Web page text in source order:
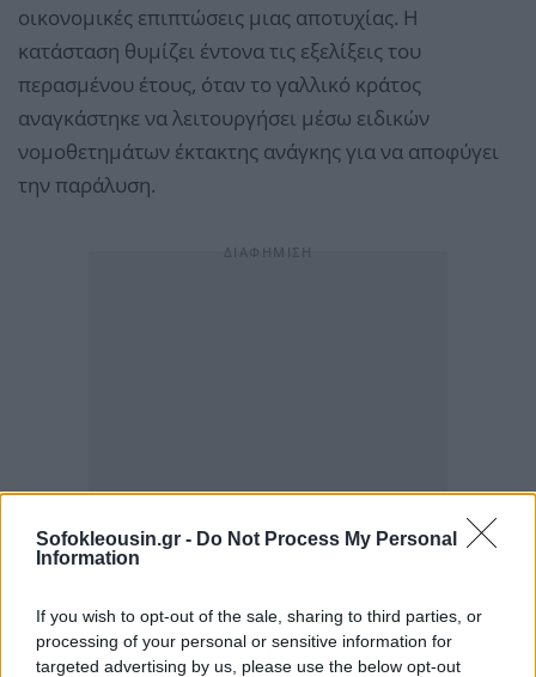
Sofokleousin.gr - Do Not Process My Personal
Information
If you wish to opt-out of the sale, sharing to third parties, or
processing of your personal or sensitive information for
targeted advertising by us, please use the below opt-out
οικονομικές επιπτώσεις μιας αποτυχίας. Η
κατάσταση θυμίζει έντονα τις εξελίξεις του
περασμένου έτους, όταν το γαλλικό κράτος
αναγκάστηκε να λειτουργήσει μέσω ειδικών
νομοθετημάτων έκτακτης ανάγκης για να αποφύγει
την παράλυση.